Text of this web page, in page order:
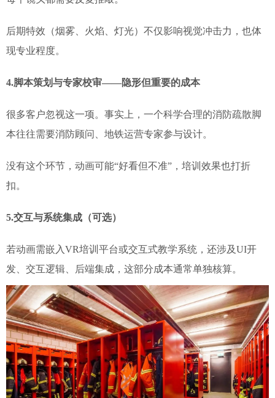
后期特效（烟雾、火焰、灯光）不仅影响视觉冲击力，也体
现专业程度。
4.脚本策划与专家校审——隐形但重要的成本
很多客户忽视这一项。事实上，一个科学合理的消防疏散脚
本往往需要消防顾问、地铁运营专家参与设计。
没有这个环节，动画可能“好看但不准”，培训效果也打折
扣。
5.交互与系统集成（可选）
若动画需嵌入VR培训平台或交互式教学系统，还涉及UI开
发、交互逻辑、后端集成，这部分成本通常单独核算。